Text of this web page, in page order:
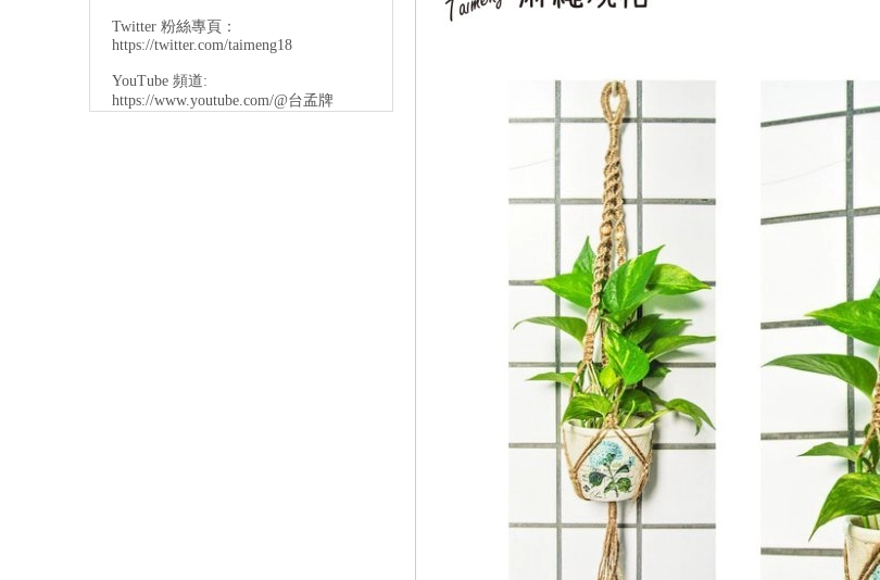
Twitter 粉絲專頁：
https://twitter.com/taimeng18
YouTube 頻道:
https://www.youtube.com/@台孟牌